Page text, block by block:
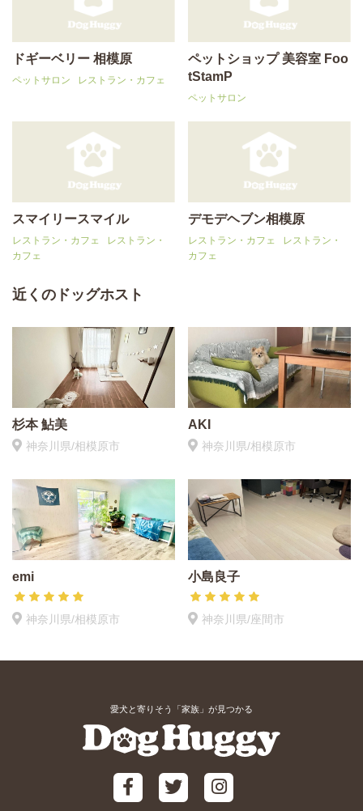
ドギーベリー 相模原
ペットサロン レストラン・カフェ
ペットショップ 美容室 Foo
tStamP
ペットサロン
スマイリースマイル
レストラン・カフェ
レストラン・
カフェ
デモデヘブン相模原
レストラン・カフェ
レストラン・
カフェ
近くのドッグホスト
杉本 鮎美
神奈川県/相模原市
AKI
神奈川県/相模原市
emi
神奈川県/相模原市
小島良子
神奈川県/座間市
愛犬と寄りそう「家族」が見つかる